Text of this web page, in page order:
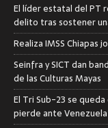
El líder estatal del PT
delito tras sostener
Realiza IMSS Chiapas
Seinfra y SICT dan
de las Culturas Mayas
El Tri Sub-23 se
pierde ante